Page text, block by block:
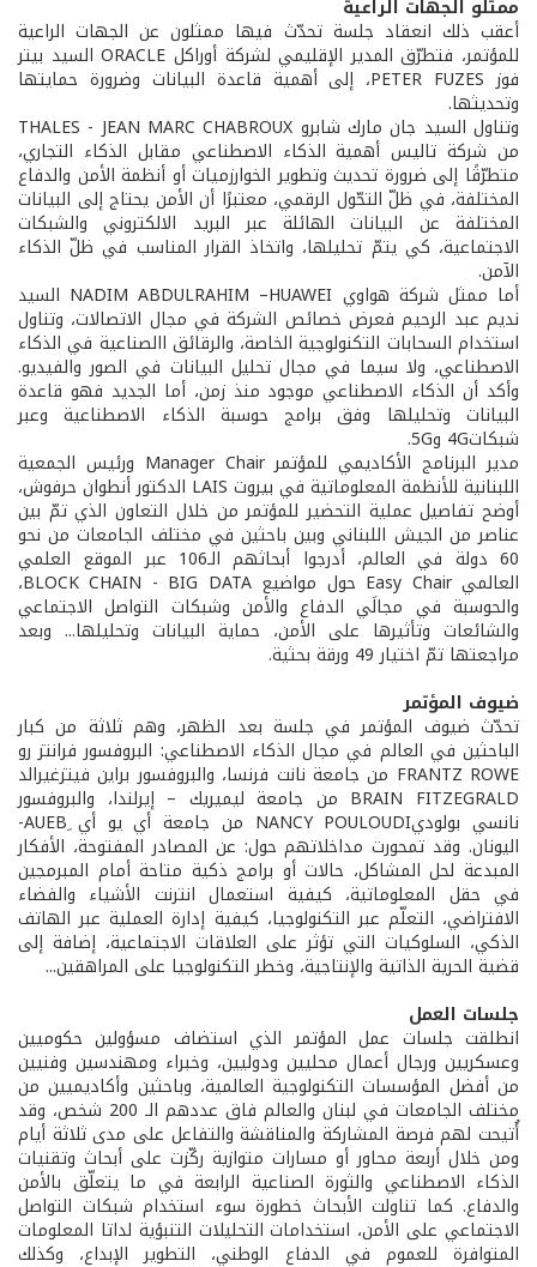
ممثلو الجهات الراعية
أعقب ذلك انعقاد جلسة تحدّث فيها ممثلون عن الجهات الراعية
للمؤتمر، فتطرّق المدير الإقليمي لشركة أوراكل ORACLE السيد بيتر
فوز PETER FUZES، إلى أهمية قاعدة البيانات وضرورة حمايتها
وتحديثها.
وتناول السيد جان مارك شابرو THALES - JEAN MARC CHABROUX
من شركة تاليس أهمية الذكاء الاصطناعي مقابل الذكاء التجاري،
متطرّقًا إلى ضرورة تحديث وتطوير الخوارزميات أو أنظمة الأمن والدفاع
المختلفة، في ظلّ التحّول الرقمي، معتبرًا أن الأمن يحتاج إلى البيانات
المختلفة عن البيانات الهائلة عبر البريد الالكتروني والشبكات
الاجتماعية، كي يتمّ تحليلها، واتخاذ القرار المناسب في ظلّ الذكاء
الآمن.
أما ممثل شركة هواوي NADIM ABDULRAHIM –HUAWEI السيد
نديم عبد الرحيم فعرض خصائص الشركة في مجال الاتصالات، وتناول
استخدام السحابات التكنولوجية الخاصة، والرقائق االصناعية في الذكاء
الاصطناعي، ولا سيما في مجال تحليل البيانات في الصور والفيديو.
وأكد أن الذكاء الاصطناعي موجود منذ زمن، أما الجديد فهو قاعدة
البيانات وتحليلها وفق برامج حوسبة الذكاء الاصطناعية وعبر
شبكات4G و5G.
مدير البرنامج الأكاديمي للمؤتمر Manager Chair ورئيس الجمعية
اللبنانية للأنظمة المعلوماتية في بيروت LAIS الدكتور أنطوان حرفوش،
أوضح تفاصيل عملية التحضير للمؤتمر من خلال التعاون الذي تمّ بين
عناصر من الجيش اللبناني وبين باحثين في مختلف الجامعات من نحو
60 دولة في العالم، أدرجوا أبحاثهم الـ106 عبر الموقع العلمي
العالمي Easy Chair حول مواضيع BLOCK CHAIN - BIG DATA،
والحوسبة في مجالَي الدفاع والأمن وشبكات التواصل الاجتماعي
والشائعات وتأثيرها على الأمن، حماية البيانات وتحليلها... وبعد
مراجعتها تمّ اختيار 49 ورقة بحثية.
ضيوف المؤتمر
تحدّث ضيوف المؤتمر في جلسة بعد الظهر، وهم ثلاثة من كبار
الباحثين في العالم في مجال الذكاء الاصطناعي: البروفسور فرانتز رو
FRANTZ ROWE من جامعة نانت فرنسا، والبروفسور براين فيتزغيرالد
BRAIN FITZEGRALD من جامعة ليميريك – إيرلندا، والبروفسور
نانسي بولوديNANCY POULOUDI من جامعة أي يو أي ِAUEB-
اليونان. وقد تمحورت مداخلاتهم حول: عن المصادر المفتوحة، الأفكار
المبدعة لحل المشاكل، حالات أو برامج ذكية متاحة أمام المبرمجين
في حقل المعلوماتية، كيفية استعمال انترنت الأشياء والفضاء
الافتراضي، التعلّم عبر التكنولوجيا، كيفية إدارة العملية عبر الهاتف
الذكي، السلوكيات التي تؤثر على العلاقات الاجتماعية، إضافة إلى
قضية الحرية الذاتية والإنتاجية، وخطر التكنولوجيا على المراهقين...
جلسات العمل
انطلقت جلسات عمل المؤتمر الذي استضاف مسؤولين حكوميين
وعسكريين ورجال أعمال محليين ودوليين، وخبراء ومهندسين وفنيين
من أفضل المؤسسات التكنولوجية العالمية، وباحثين وأكاديميين من
مختلف الجامعات في لبنان والعالم فاق عددهم الـ 200 شخص، وقد
أُتيحت لهم فرصة المشاركة والمناقشة والتفاعل على مدى ثلاثة أيام
ومن خلال أربعة محاور أو مسارات متوازية ركّزت على أبحاث وتقنيات
الذكاء الاصطناعي والثورة الصناعية الرابعة في ما يتعلّق بالأمن
والدفاع. كما تناولت الأبحاث خطورة سوء استخدام شبكات التواصل
الاجتماعي على الأمن، استخدامات التحليلات التنبؤية لداتا المعلومات
المتوافرة للعموم في الدفاع الوطني، التطوير الإبداع، وكذلك